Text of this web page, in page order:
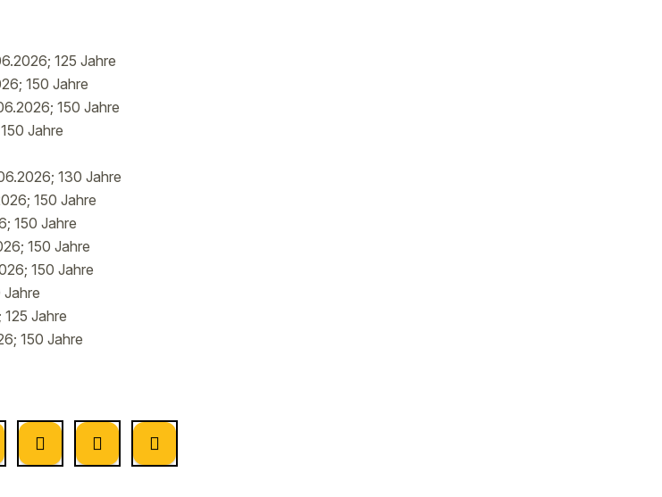
125 Jahre
150 Jahre
150 Jahre
Jahre
130 Jahre
150 Jahre
150 Jahre
150 Jahre
150 Jahre
Jahre
Jahre
150 Jahre